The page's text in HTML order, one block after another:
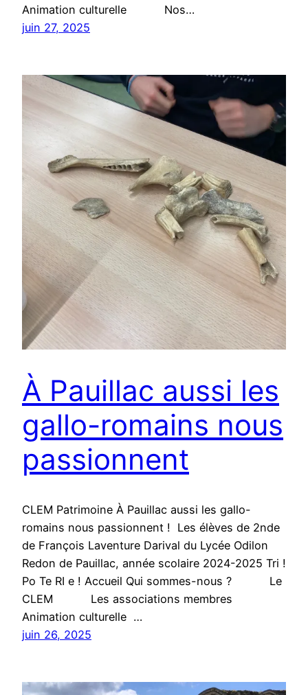
Animation culturelle Nos…
juin 27, 2025
À Pauillac aussi les
gallo-romains nous
passionnent
CLEM Patrimoine À Pauillac aussi les gallo-
romains nous passionnent ! Les élèves de 2nde
de François Laventure Darival du Lycée Odilon
Redon de Pauillac, année scolaire 2024-2025 Tri !
Po Te RI e ! Accueil Qui sommes-nous ? Le
CLEM Les associations membres
Animation culturelle …
juin 26, 2025